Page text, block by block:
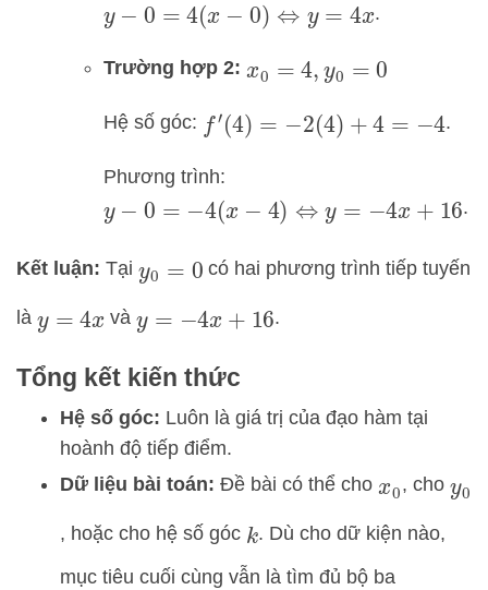
y −0 = 4(x−0) ⇔ y= 4x .
Trường hợp 2: x0 =4 ,y 0= 0
Hệ số góc: f′(4)= −2 (4)+4=− 4 .
Phương trình:
y −0 = −4 (x−4) ⇔ y= −4x+ 16 .
Kết luận: Tại y0 =0 có hai phương trình tiếp tuyến
là y =4 x vày =− 4x+16 .
Tổng kết kiến thức
Hệ số góc: Luôn là giá trị của đạo hàm tại
hoành độ tiếp điểm.
Dữ liệu bài toán: Đề bài có thể cho x0, cho y0
, hoặc cho hệ số góc k. Dù cho dữ kiện nào,
mục tiêu cuối cùng vẫn là tìm đủ bộ ba